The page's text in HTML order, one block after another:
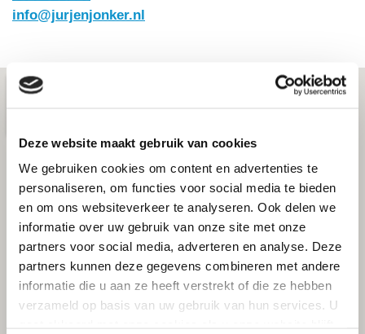
Deze website maakt gebruik van cookies
We gebruiken cookies om content en advertenties te
personaliseren, om functies voor social media te bieden
en om ons websiteverkeer te analyseren. Ook delen we
informatie over uw gebruik van onze site met onze
partners voor social media, adverteren en analyse. Deze
partners kunnen deze gegevens combineren met andere
informatie die u aan ze heeft verstrekt of die ze hebben
verzameld op basis van uw gebruik van hun services. U
info@jurjenjonker.nl